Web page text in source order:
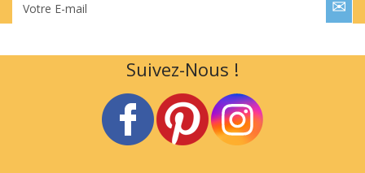
Votre E-mail
Suivez-Nous !